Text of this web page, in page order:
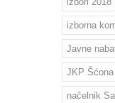
izborna
Javne
JKP Šćona
načelnik